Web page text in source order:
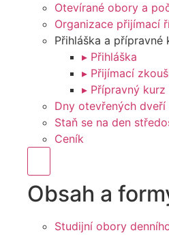
Otevírané obory a
Organizace přijímací
Přihláška a přípravné
▸ Přihláška
▸ Přijímací
▸ Přípravný
Dny otevřených dveří
Staň se na den
Ceník
Obsah a
Studijní obory